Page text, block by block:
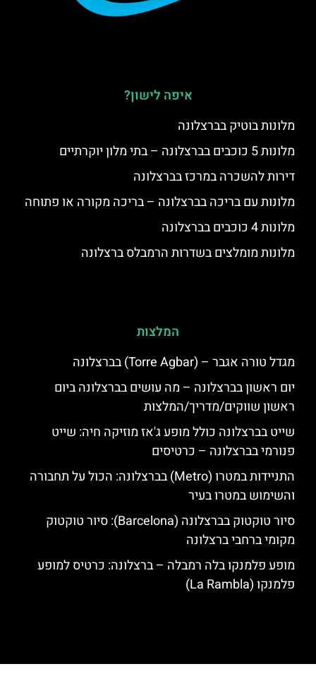
איפה לישון?
מלונות בוטיק בברצלונה
מלונות 5 כוכבים בברצלונה – בתי מלון יוקרתיים
דירות להשכרה במרכז בברצלונה
מלונות עם בריכה בברצלונה – בריכה מקורה או פתוחה
מלונות 4 כוכבים בברצלונה
מלונות מומלצים בשדרות הרמבלס ברצלונה
המלצות
מגדל טורה אגבר – (‪Torre Agbar‬) בברצלונה
יום ראשון בברצלונה – מה עושים בברצלונה ביום
ראשון שווקים/מדריך/המלצות
שייט בברצלונה כולל מופע ג'אז מוזיקה חיה: שייט
פנורמי בברצלונה – כרטיסים
התניידות במטרו (Metro) בברצלונה: הכול על תחבורה
והשימוש במטרו בעיר
סיור טוקטוק בברצלונה (Barcelona): סיור טוקטוק
מקומי ברחבי ברצלונה
מופע פלמנקו בלה רמבלה – ברצלונה: כרטיס למופע
פלמנקו (La Rambla)